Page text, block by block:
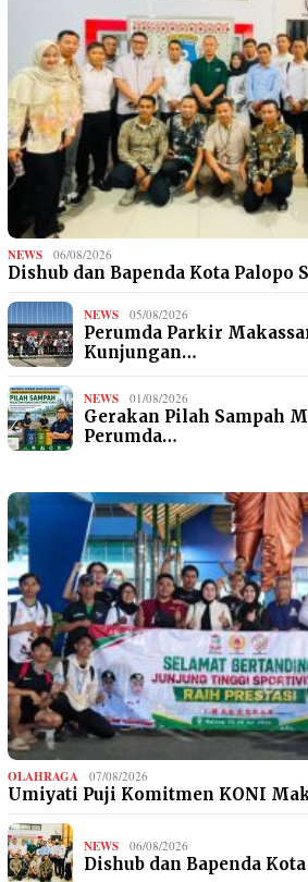
NEWS 06/08/2026
Dishub dan Bapenda Kota Palopo
NEWS 05/08/2026
Perumda Parkir
Kunjungan…
NEWS 01/08/2026
Gerakan Pilah Sampah
Perumda…
OLAHRAGA 07/08/2026
Umiyati Puji Komitmen KONI
NEWS 06/08/2026
Dishub dan Bapenda